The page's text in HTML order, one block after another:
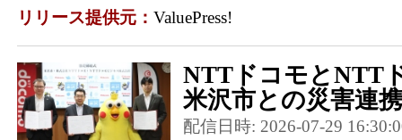
リリース提供元： ValuePress!
NTTドコモとNTT
米沢市との災害連
配信日時: 2026-07-29